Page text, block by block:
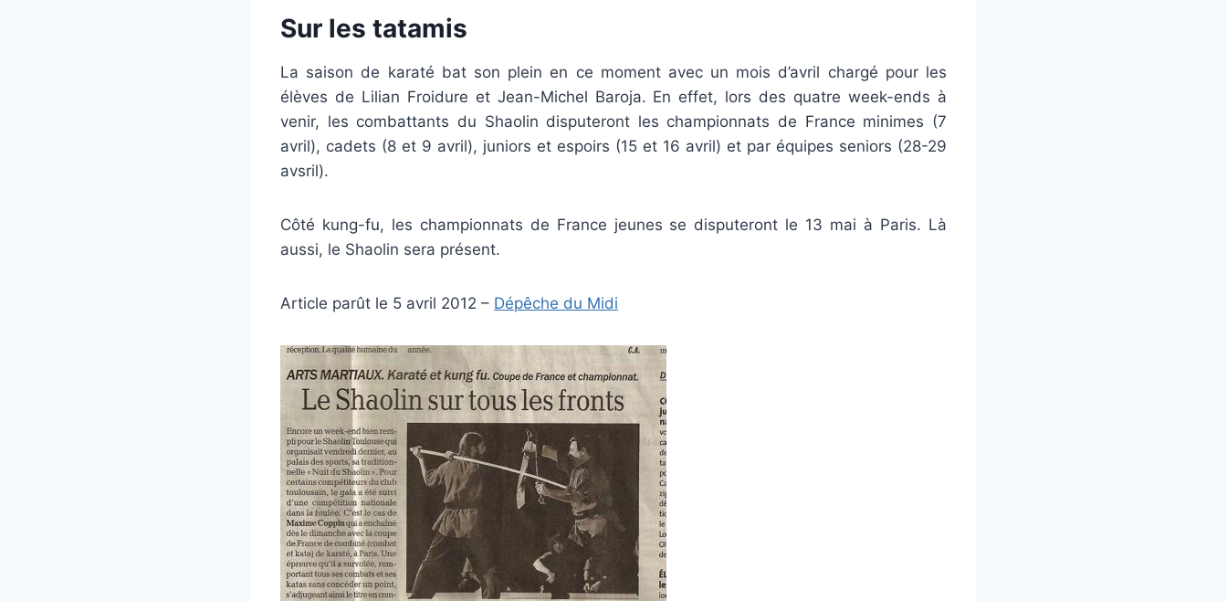
Sur les tatamis
La saison de karaté bat son plein en ce moment avec un mois d’avril chargé pour les
élèves de Lilian Froidure et Jean-Michel Baroja. En effet, lors des quatre week-ends à
venir, les combattants du Shaolin disputeront les championnats de France minimes (7
avril), cadets (8 et 9 avril), juniors et espoirs (15 et 16 avril) et par équipes seniors (28-29
avsril).
Côté kung-fu, les championnats de France jeunes se disputeront le 13 mai à Paris. Là
aussi, le Shaolin sera présent.
Article parût le 5 avril 2012 – Dépêche du Midi